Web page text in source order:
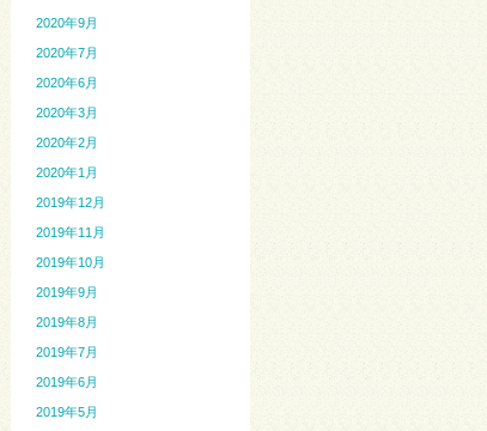
2020年9月
2020年7月
2020年6月
2020年3月
2020年2月
2020年1月
2019年12月
2019年11月
2019年10月
2019年9月
2019年8月
2019年7月
2019年6月
2019年5月